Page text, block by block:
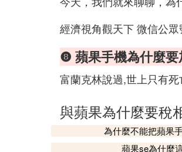
經濟視角觀天下 微信公
❽ 蘋果手機為什麼要
富蘭克林說過,世上只有死
與蘋果為什麼要稅
為什麼不能把蘋果
蘋果se為什麼